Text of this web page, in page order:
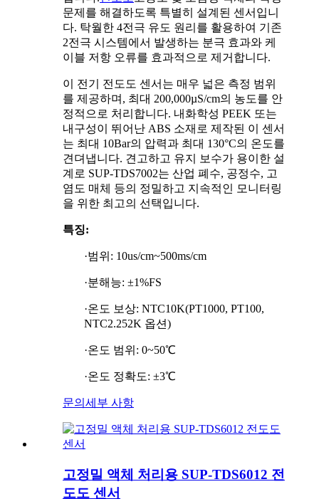
문제를 해결하도록 특별히 설계된 센서입니
다. 탁월한 4전극 유도 원리를 활용하여 기존
2전극 시스템에서 발생하는 분극 효과와 케
이블 저항 오류를 효과적으로 제거합니다.
이 전기 전도도 센서는 매우 넓은 측정 범위
를 제공하며, 최대 200,000µS/cm의 농도를 안
정적으로 처리합니다. 내화학성 PEEK 또는
내구성이 뛰어난 ABS 소재로 제작된 이 센서
는 최대 10Bar의 압력과 최대 130°C의 온도를
견뎌냅니다. 견고하고 유지 보수가 용이한 설
계로 SUP-TDS7002는 산업 폐수, 공정수, 고
염도 매체 등의 정밀하고 지속적인 모니터링
을 위한 최고의 선택입니다.
특징:
·범위: 10us/cm~500ms/cm
·분해능: ±1%FS
·온도 보상: NTC10K(PT1000, PT100,
NTC2.252K 옵션)
·온도 범위: 0~50℃
·온도 정확도: ±3℃
문의 세부 사항
고정밀 액체 처리용 SUP-TDS6012 전
도도 센서